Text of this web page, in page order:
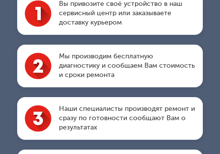
Вы привозите своё устройство в наш
сервисный центр или заказываете
доставку курьером
Мы производим бесплатную
диагностику и сообщаем Вам стоимость
и сроки ремонта
Наши специалисты производят ремонт и
сразу по готовности сообщают Вам о
результатах